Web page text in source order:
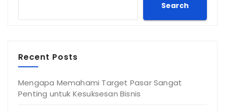
Search
Recent Posts
Mengapa Memahami Target Pasar Sangat
Penting untuk Kesuksesan Bisnis